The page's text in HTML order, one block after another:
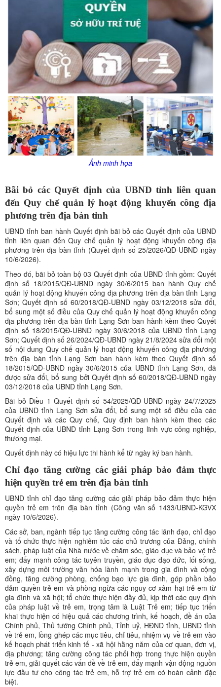
Ảnh minh họa
Bãi bỏ các Quyết định của UBND tỉnh liên quan
đến Quy chế quản lý hoạt động khuyến công địa
phương trên địa bàn tỉnh
UBND tỉnh ban hành Quyết định bãi bỏ các Quyết định của UBND
tỉnh liên quan đến Quy chế quản lý hoạt động khuyến công địa
phương trên địa bàn tỉnh (Quyết định số 25/2026/QĐ-UBND ngày
10/6/2026).
Theo đó, bãi bỏ toàn bộ 03 Quyết định của UBND tỉnh gồm: Quyết
định số 18/2015/QĐ-UBND ngày 30/6/2015 ban hành Quy chế
quản lý hoạt động khuyến công địa phương trên địa bàn tỉnh Lạng
Sơn; Quyết định số 60/2018/QĐ-UBND ngày 03/12/2018 sửa đổi,
bổ sung một số điều của Quy chế quản lý hoạt động khuyến công
địa phương trên địa bàn tỉnh Lạng Sơn ban hành kèm theo Quyết
định số 18/2015/QĐ-UBND ngày 30/6/2018 của UBND tỉnh Lạng
Sơn; Quyết định số 26/2024/QĐ-UBND ngày 21/8/2024 sửa đổi một
số nội dung Quy chế quản lý hoạt động khuyến công địa phương
trên địa bàn tỉnh Lạng Sơn ban hành kèm theo Quyết định số
18/2015/QĐ-UBND ngày 30/6/2015 của UBND tỉnh Lạng Sơn, đã
được sửa đổi, bổ sung bởi Quyết định số 60/2018/QĐ-UBND ngày
03/12/2018 của UBND tỉnh Lạng Sơn.
Bãi bỏ Điều 1 Quyết định số 54/2025/QĐ-UBND ngày 24/7/2025
của UBND tỉnh Lạng Sơn sửa đổi, bổ sung một số điều của các
Quyết định và các Quy chế, Quy định ban hành kèm theo các
Quyết định của UBND tỉnh Lạng Sơn trong lĩnh vực công nghiệp,
thương mại.
Quyết định này có hiệu lực thi hành kể từ ngày ký ban hành.
Chỉ đạo tăng cường các giải pháp bảo đảm thực
hiện quyền trẻ em trên địa bàn tỉnh
UBND tỉnh chỉ đạo tăng cường các giải pháp bảo đảm thực hiện
quyền trẻ em trên địa bàn tỉnh (Công văn số 1433/UBND-KGVX
ngày 10/6/2026).
Các sở, ban, ngành tiếp tục tăng cường công tác lãnh đạo, chỉ đạo
và tổ chức thực hiện nghiêm túc các chủ trương của Đảng, chính
sách, pháp luật của Nhà nước về chăm sóc, giáo dục và bảo vệ trẻ
em; đẩy mạnh công tác tuyên truyền, giáo dục đạo đức, lối sống,
xây dựng môi trường văn hóa lành mạnh trong gia đình và cộng
đồng, tăng cường phòng, chống bạo lực gia đình, góp phần bảo
đảm quyền trẻ em và phòng ngừa các nguy cơ xâm hại trẻ em từ
gia đình và xã hội; tổ chức thực hiện đầy đủ, kịp thời các quy định
của pháp luật về trẻ em, trọng tâm là Luật Trẻ em; tiếp tục triển
khai thực hiện có hiệu quả các chương trình, kế hoạch, đề án của
Chính phủ, Thủ tướng Chính phủ, Tỉnh uỷ, HĐND tỉnh, UBND tỉnh
về trẻ em, lồng ghép các mục tiêu, chỉ tiêu, nhiệm vụ về trẻ em vào
kế hoạch phát triển kinh tế - xã hội hằng năm của cơ quan, đơn vị,
địa phương; tăng cường công tác phối hợp trong thực hiện quyền
trẻ em, giải quyết các vấn đề về trẻ em, đẩy mạnh vận động nguồn
lực đầu tư cho công tác trẻ em, hỗ trợ trẻ em có hoàn cảnh đặc
biệt.